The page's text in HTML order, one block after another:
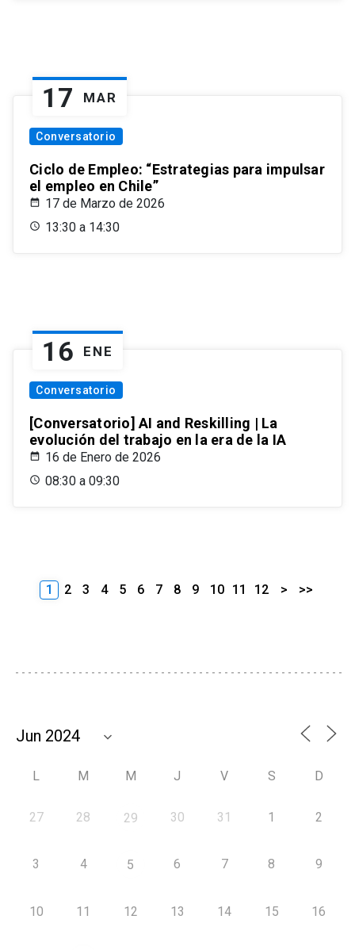
17 MAR
Conversatorio
Ciclo de Empleo: “Estrategias para impulsar
el empleo en Chile”
17 de Marzo de 2026
13:30 a 14:30
16 ENE
Conversatorio
[Conversatorio] AI and Reskilling | La
evolución del trabajo en la era de la IA
16 de Enero de 2026
08:30 a 09:30
1 2 3 4 5 6 7 8 9 10 11 12 > >>
L M M J V S D
27 28 29 30 31 1 2
3 4 5 6 7 8 9
10 11 12 13 14 15 16